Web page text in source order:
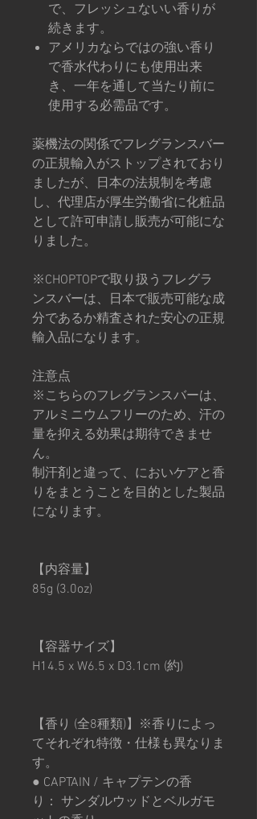
で、フレッシュないい香りが
続きます。
アメリカならではの強い香り
で香水代わりにも使用出来
き、一年を通して当たり前に
使用する必需品です。
薬機法の関係でフレグランスバー
の正規輸入がストップされており
ましたが、日本の法規制を考慮
し、代理店が厚生労働省に化粧品
として許可申請し販売が可能にな
りました。
※CHOPTOPで取り扱うフレグラ
ンスバーは、日本で販売可能な成
分であるか精査された安心の正規
輸入品になります。
注意点
※こちらのフレグランスバーは、
アルミニウムフリーのため、汗の
量を抑える効果は期待できませ
ん。
制汗剤と違って、においケアと香
りをまとうことを目的とした製品
になります。
【内容量】
85g (3.0oz)
【容器サイズ】
H14.5 x W6.5 x D3.1cm (約)
【香り (全8種類)】 ※香りによっ
てそれぞれ特徴・仕様も異なりま
す。
● CAPTAIN / キャプテンの香
り： サンダルウッドとベルガモ